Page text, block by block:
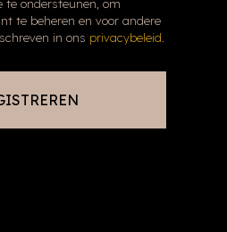
te ondersteunen, om
te beheren en voor andere
in ons privacybeleid